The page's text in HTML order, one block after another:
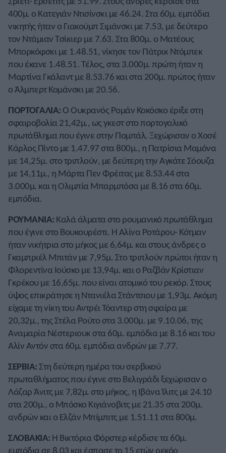
400μ. ο Κατεγιάν Ντισίνσκι με 46.24. Στα 60μ. εμπόδια
νικητής ήταν ο Γιακούμπ Σιμάνσκι με 7.53, με δεύτερο
τον Ντάμιαν Τσίκιερ με 7.63. Στα 800μ. ο Ματέους
Μπορκόφσκι με 1.48.51, νίκησε τον Πάτρικ Ντόμπεκ
που έκανε 1.48.51. Τέλος, στα 3.000μ. πρώτη ήταν η
Μαρτίνα Γκάλαντ με 8.53.76 και στα 200μ. πρώτος ήταν
ο Άλμπερτ Κομάνσκι με 20.56.
ΠΟΡΤΟΓΑΛΙΑ: Ο Ουκρανός Ρομάν Κοκόσκο έριξε στη
σφαιροβολία 21,42μ., ως γκεστ στο πορτογαλικό
πρωτάθλημα που έγινε στην Πομπάλ. Ξεχώρισαν ο Χοσέ
Κάρλος Πίντο με 1.47.97 στα 800μ., η Πατρίσια Μαμόνα
με 14,25μ. στο τριπλούν, με δεύτερη την Αγκάτε Σόουζα
με 14,11μ., η Μάρτα Πεν Φρέιτας με 8.53.44 στα
3.000μ. και η Ολιμπία Μπαρμπόσα με 8.16 στα 60μ.
εμπόδια.
ΡΟΥΜΑΝΙΑ: Καλά άλματα στο ρουμανικό πρωτάθλημα
που έγινε στο Βουκουρέστι. Η Αλίνα Ροτάρου- Κότμαν
ήταν νικήτρια στο μήκος με 6,64μ. και στους άνδρες ο
Γκαμπριέλ Μπιτάν με 7,95μ. Στο τριπλούν πρώτοι ήταν η
Φλορεντίνα Ιούσκο με 13,94μ. και ο Ραζβάν Κρίστιαν
Γκρέκου με 16,65μ. που είναι ατομικό του ρεκόρ. Στους
ύψος επικράτησε η Ντανιέλα Στάντσιου με 1,93μ. Ακόμη
είχαμε τη νίκη του Αντρέι Τόαντερ στη σφαίρα με
20,32μ., της Στέλα Ρούτο στα 3.000μ. με 9.10.06, της
Αναμαρία Νέστεριουκ στα 60μ. εμπόδια με 8.16 και του
Αλίν Αντόν στα 60μ. εμπόδια ανδρών με 7.77.
ΣΕΡΒΙΑ:Στη δεύτερη ημέρα του σερβικού
πρωταθλήματος που έγινε στο Βελιγράδι ξεχώρισαν ο
Λάζαρ Άνιτς με 7,82μ. στο μήκος, η Ιβάνα Ίλιτς με 24.10
στα 200μ., ο Μπόσκο Κιγιάνοβιτς με 21.35 στα 200μ.
ανδρών και ο Ελζάν Μπίμπιτς με 1.51.11 στα 800μ.
ΣΛΟΒΑΚΙΑ: Η Βικτόρια Φόρστερ κέρδισε τα 60μ.
εμπόδια σε 8.03 και έσπασε το 15 ετών ρεκόρ